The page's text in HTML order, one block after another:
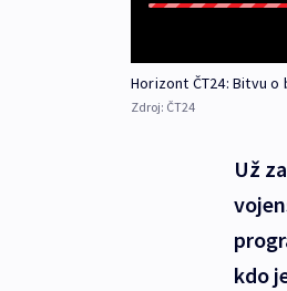
Horizont ČT24: Bitvu
Zdroj: ČT24
Už
kdo